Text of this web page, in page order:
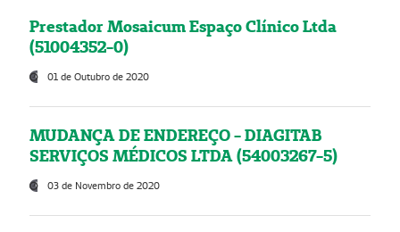
Prestador Mosaicum Espaço Clínico Ltda
(51004352-0)
01 de Outubro de 2020
MUDANÇA DE ENDEREÇO - DIAGITAB
SERVIÇOS MÉDICOS LTDA (54003267-5)
03 de Novembro de 2020